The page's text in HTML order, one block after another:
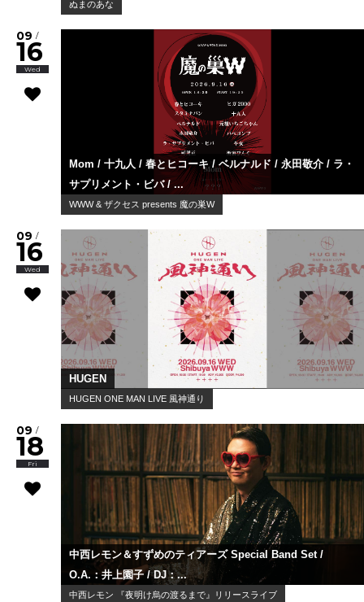
ぬまのあな
09 /
16
Wed
Mom / 十九人 / 春とヒコーキ / ベルナルド / 永田敬介 / ラ・
サプリメント・ビバ / ...
WWW & ザクセス presents 魔の巣W
09 /
16
Wed
HUGEN
HUGEN ONE MAN LIVE 風神通り
09 /
18
Fri
中西レモン＆すずめのティアーズ Special Band Set /
O.A.：井上園子 / DJ：...
中西レモン 『夜明け烏の渡るまで』リリースライブ